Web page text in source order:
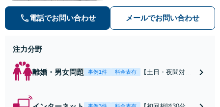
の種類を問わず相談可。可能な限り
早期対応で駆けつけサポート【労
電話でお問い合わせ メールでお問い合わせ
注力分野
離婚・男女問題 事例1件 料金表有
【土日・夜間対応